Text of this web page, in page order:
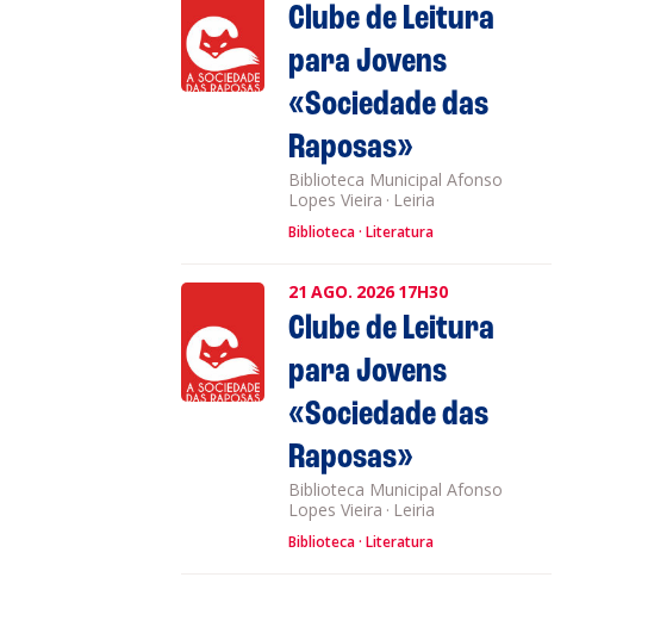
Clube de Leitura
para Jovens
«Sociedade das
Raposas»
Biblioteca Municipal Afonso
Lopes Vieira · Leiria
Biblioteca Literatura
21 AGO. 202617H30
Clube de Leitura
para Jovens
«Sociedade das
Raposas»
Biblioteca Municipal Afonso
Lopes Vieira · Leiria
Biblioteca Literatura